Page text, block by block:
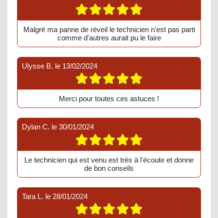
Malgré ma panne de réveil le technicien n'est pas parti
comme d'autres aurait pu le faire
Ulysse B. le 13/02/2024
Merci pour toutes ces astuces !
Dylan C. le 30/01/2024
Le technicien qui est venu est très à l'écoute et donne
de bon conseils
Tara L. le 28/01/2024